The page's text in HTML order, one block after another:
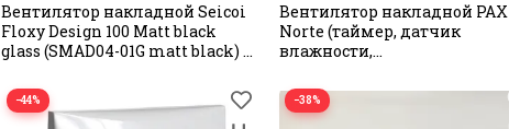
Вентилятор накладной Seicoi
Floxy Design 100 Matt black
glass (SMAD04-01G matt black) с
Вентилятор накладной PAX
Norte (таймер, датчик
влажности,
управление)
−44% −38%